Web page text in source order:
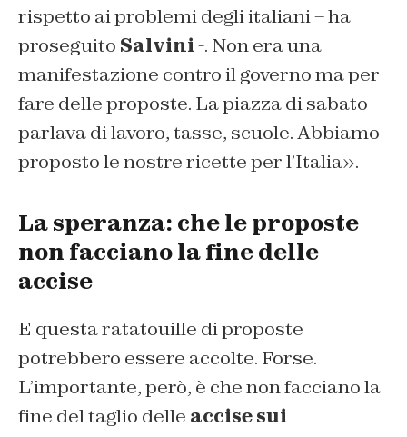
rispetto ai problemi degli italiani – ha
proseguito Salvini-. Non era una
manifestazione contro il governo ma per
fare delle proposte. La piazza di sabato
parlava di lavoro, tasse, scuole. Abbiamo
proposto le nostre ricette per l’Italia».
La speranza: che le proposte
non facciano la fine delle
accise
E questaratatouille di proposte
potrebbero essere accolte. Forse.
L’importante, però, è che non facciano la
fine del taglio delle accise sui